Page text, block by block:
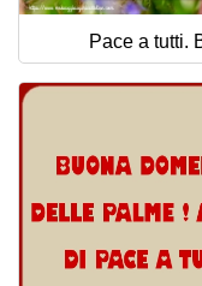
Pace a tutti.